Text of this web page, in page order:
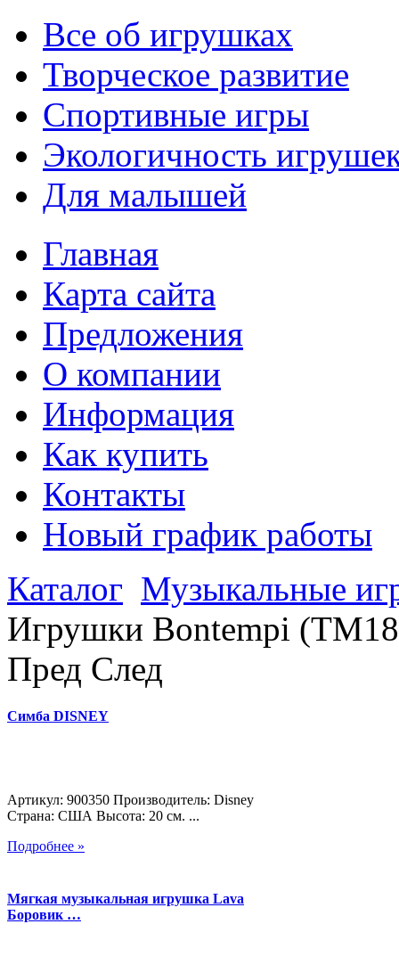
Все об игрушках
Творческое развитие
Спортивные игры
Экологичность
Для малышей
Главная
Карта сайта
Предложения
О компании
Информация
Как купить
Контакты
Новый график работы
Каталог Музыкальные
Игрушки Bontempi
Пред След
Симба DISNEY
Артикул: 900350 Производитель: Disney
Страна: США Высота: 20 см. ...
Подробнее »
Мягкая музыкальная игрушка Lava
Боровик …